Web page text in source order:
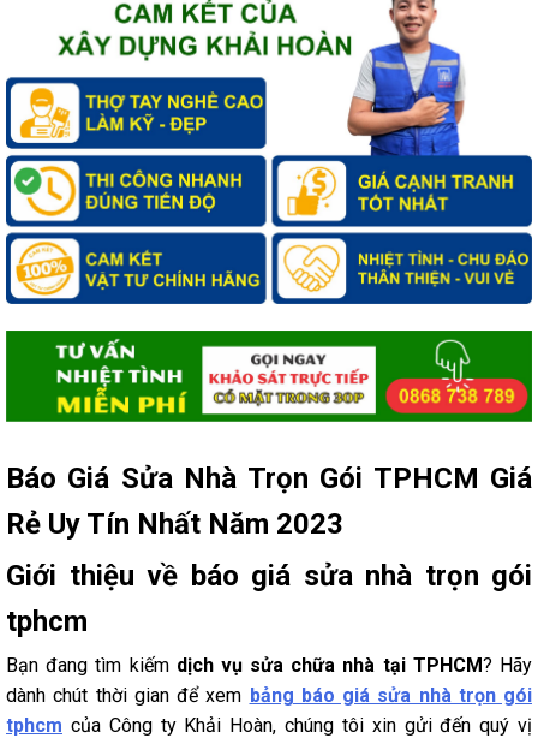
Báo Giá Sửa Nhà Trọn Gói TPHCM Giá
Rẻ Uy Tín Nhất Năm 2023
Giới thiệu về báo giá sửa nhà trọn gói
tphcm
Bạn đang tìm kiếm dịch vụ sửa chữa nhà tại TPHCM? Hãy
dành chút thời gian để xem bảng báo giá sửa nhà trọn gói
tphcm của Công ty Khải Hoàn, chúng tôi xin gửi đến quý vị